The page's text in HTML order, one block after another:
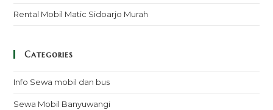
Rental Mobil Matic Sidoarjo Murah
Categories
Info Sewa mobil dan bus
Sewa Mobil Banyuwangi